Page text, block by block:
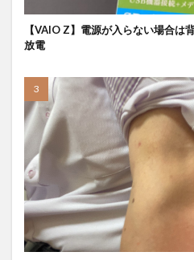
【VAIO Z】電源が入らない場合は
放電